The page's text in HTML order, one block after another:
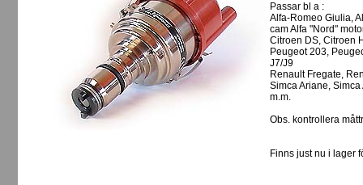
Passar bl a :
Alfa-Romeo Giulia,
cam Alfa "Nord"
Citroen DS, Citroen
Peugeot 203,
J7/J9
Renault Fregate,
Simca Ariane,
m.m.
Obs. kontrollera
Finns just nu i lager